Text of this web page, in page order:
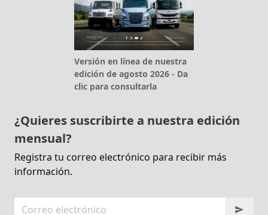
Versión en línea de nuestra
edición de agosto 2026 - Da
clic para consultarla
¿Quieres suscribirte a nuestra edición
mensual?
Registra tu correo electrónico para recibir más
información.